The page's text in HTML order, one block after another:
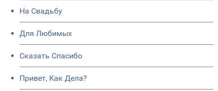
На Свадьбу
Для Любимых
Сказать Спасибо
Привет, Как Дела?